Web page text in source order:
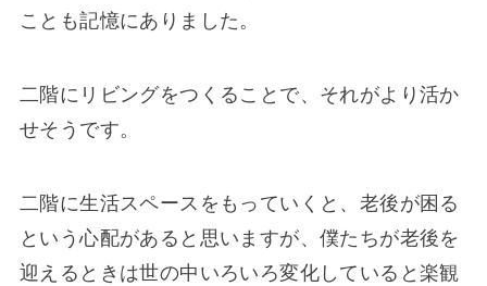
ことも記憶にありました。
二階にリビングをつくることで、それがより活か
せそうです。
二階に生活スペースをもっていくと、老後が困る
という心配があると思いますが、僕たちが老後を
迎えるときは世の中いろいろ変化していると楽観